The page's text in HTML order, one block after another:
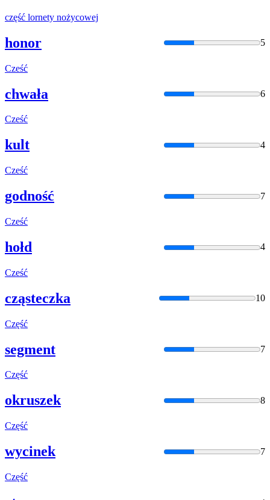
część lornety nożycowej
honor 5
Cześć
chwała 6
Cześć
kult 4
Cześć
godność 7
Cześć
hołd 4
Cześć
cząsteczka 10
Część
segment 7
Część
okruszek 8
Część
wycinek 7
Część